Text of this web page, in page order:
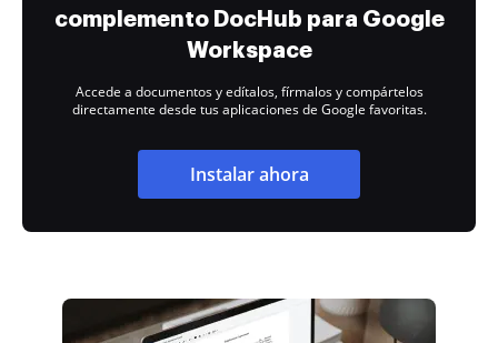
complemento DocHub para Google
Workspace
Accede a documentos y edítalos, fírmalos y compártelos
directamente desde tus aplicaciones de Google favoritas.
Instalar ahora